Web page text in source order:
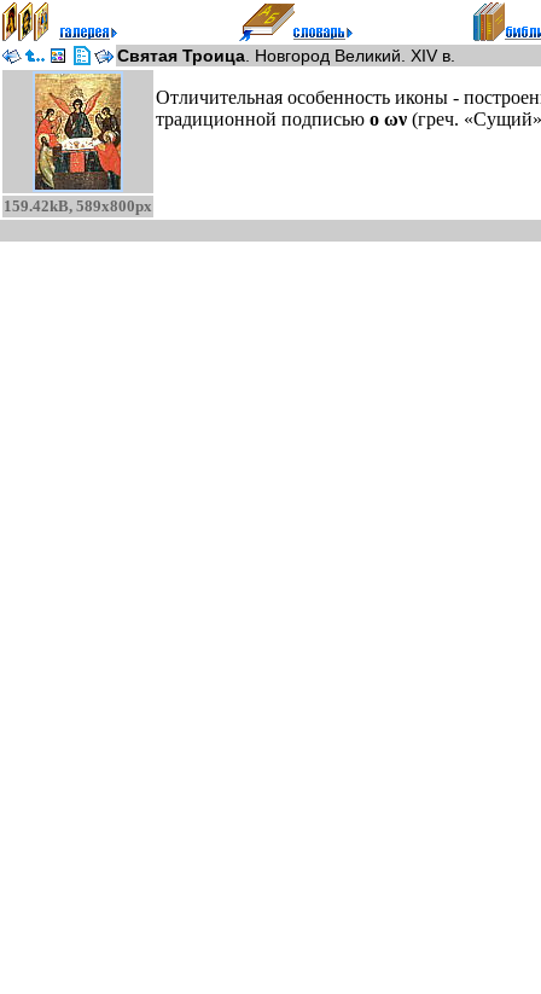
Святая Троица . Новгород Великий. XIV в.
159.42kB, 589x800px
Отличительная особенность иконы -
традиционной подписью ο ων (греч.